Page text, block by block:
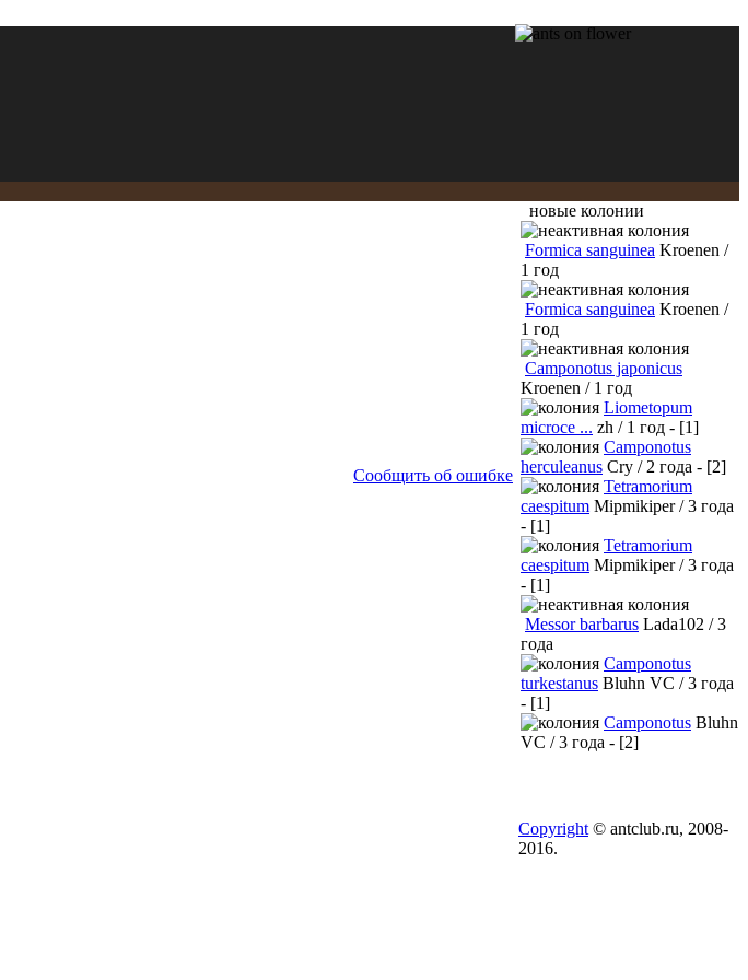
Сообщить об ошибке
новые колонии
Formica sanguinea Kroenen /
1 год
Formica sanguinea Kroenen /
1 год
Camponotus japonicus
Kroenen / 1 год
Liometopum
microce ... zh / 1 год - [1]
Camponotus
herculeanus Cry / 2 года - [2]
Tetramorium
caespitum Mipmikiper / 3 года
- [1]
Tetramorium
caespitum Mipmikiper / 3 года
- [1]
Messor barbarus Lada102 / 3
года
Camponotus
turkestanus Bluhn VC / 3 года
- [1]
Camponotus Bluhn
VC / 3 года - [2]
Copyright © antclub.ru, 2008-
2016.